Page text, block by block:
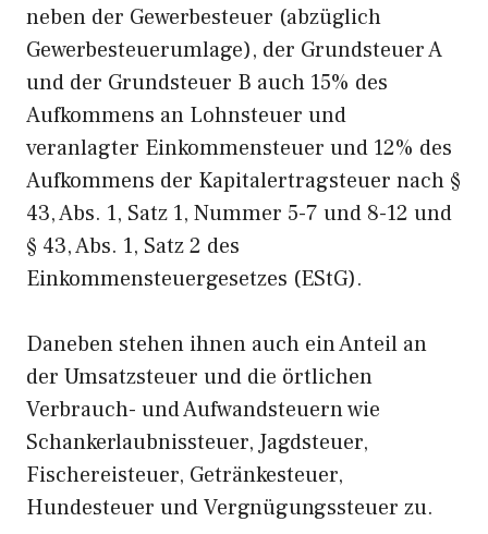
neben der Gewerbesteuer (abzüglich
Gewerbesteuerumlage), der Grundsteuer A
und der Grundsteuer B auch 15% des
Aufkommens an Lohnsteuer und
veranlagter Einkommensteuer und 12% des
Aufkommens der Kapitalertragsteuer nach §
43, Abs. 1, Satz 1, Nummer 5-7 und 8-12 und
§ 43, Abs. 1, Satz 2 des
Einkommensteuergesetzes (EStG).
Daneben stehen ihnen auch ein Anteil an
der Umsatzsteuer und die örtlichen
Verbrauch- und Aufwandsteuern wie
Schankerlaubnissteuer, Jagdsteuer,
Fischereisteuer, Getränkesteuer,
Hundesteuer und Vergnügungssteuer zu.